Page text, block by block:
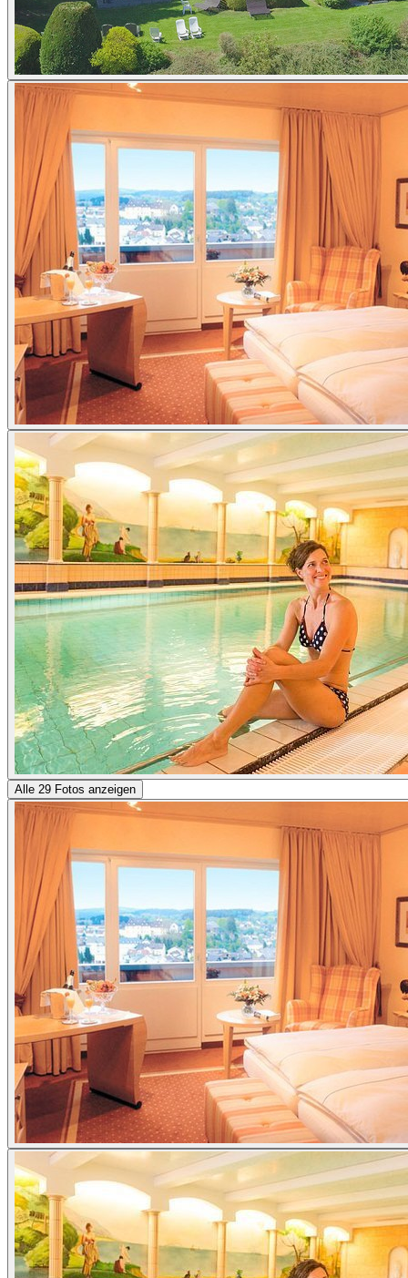
Alle 29 Fotos anzeigen